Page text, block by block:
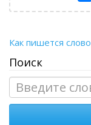
Как пишется слово
Поиск